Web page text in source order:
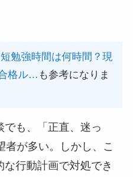
勉強時間は何時間？現
格ル… も参考になりま
も、「正直、迷っ
者が多い。しかし、こ
行動計画で対処でき